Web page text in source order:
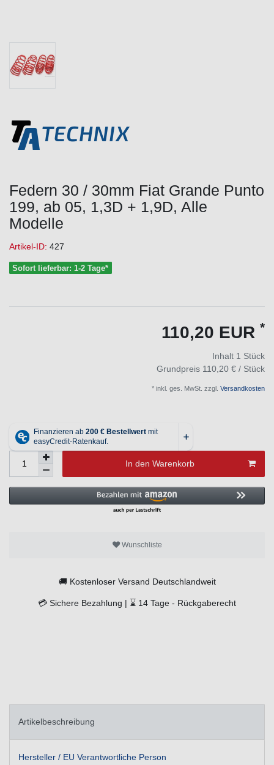
Federn 30 / 30mm Fiat Grande Punto
199, ab 05, 1,3D + 1,9D, Alle
Modelle
Artikel-ID: 427
Sofort lieferbar: 1-2 Tage*
110,20 EUR *
Inhalt 1 Stück
Grundpreis 110,20 € / Stück
* inkl. ges. MwSt. zzgl. Versandkosten
In den Warenkorb
Wunschliste
🚚 Kostenloser Versand Deutschlandweit
💳 Sichere Bezahlung | ⌛ 14 Tage - Rückgaberecht
Artikelbeschreibung
Hersteller / EU Verantwortliche Person